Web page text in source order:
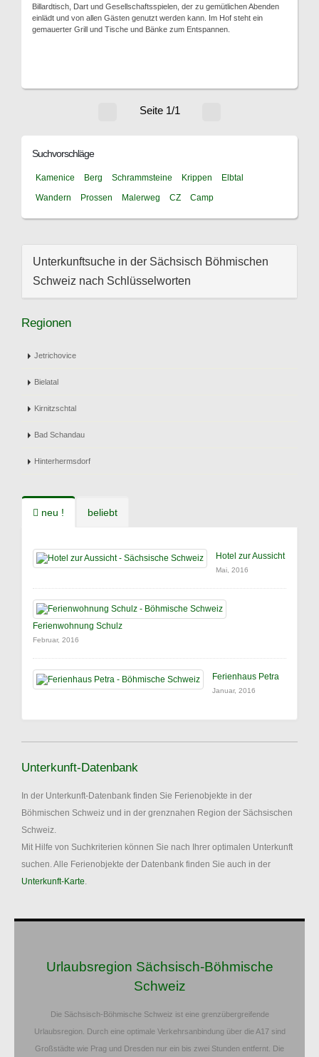
Billardtisch, Dart und Gesellschaftsspielen, der zu gemütlichen Abenden
einlädt und von allen Gästen genutzt werden kann. Im Hof steht ein
gemauerter Grill und Tische und Bänke zum Entspannen.
Seite 1/1
Suchvorschläge
Kamenice Berg Schrammsteine Krippen
Elbtal
Wandern
Prossen Malerweg CZ Camp
Unterkunftsuche in der Sächsisch Böhmischen
Schweiz nach Schlüsselworten
Regionen
Jetrichovice
Bielatal
Kirnitzschtal
Bad Schandau
Hinterhermsdorf
neu ! beliebt
Hotel zur Aussicht
Mai, 2016
Ferienwohnung Schulz
Februar, 2016
Ferienhaus Petra
Januar, 2016
Unterkunft-Datenbank
In der Unterkunft-Datenbank finden Sie Ferienobjekte in der
Böhmischen Schweiz und in der grenznahen Region der Sächsischen
Schweiz.
Mit Hilfe von Suchkriterien können Sie nach Ihrer optimalen Unterkunft
suchen. Alle Ferienobjekte der Datenbank finden Sie auch in der
Unterkunft-Karte.
Urlaubsregion Sächsisch-Böhmische
Schweiz
Die Sächsisch-Böhmische Schweiz ist eine grenzübergreifende
Urlaubsregion. Durch eine optimale Verkehrsanbindung über die A17 sind
Großstädte wie Prag und Dresden nur ein bis zwei Stunden entfernt. Die